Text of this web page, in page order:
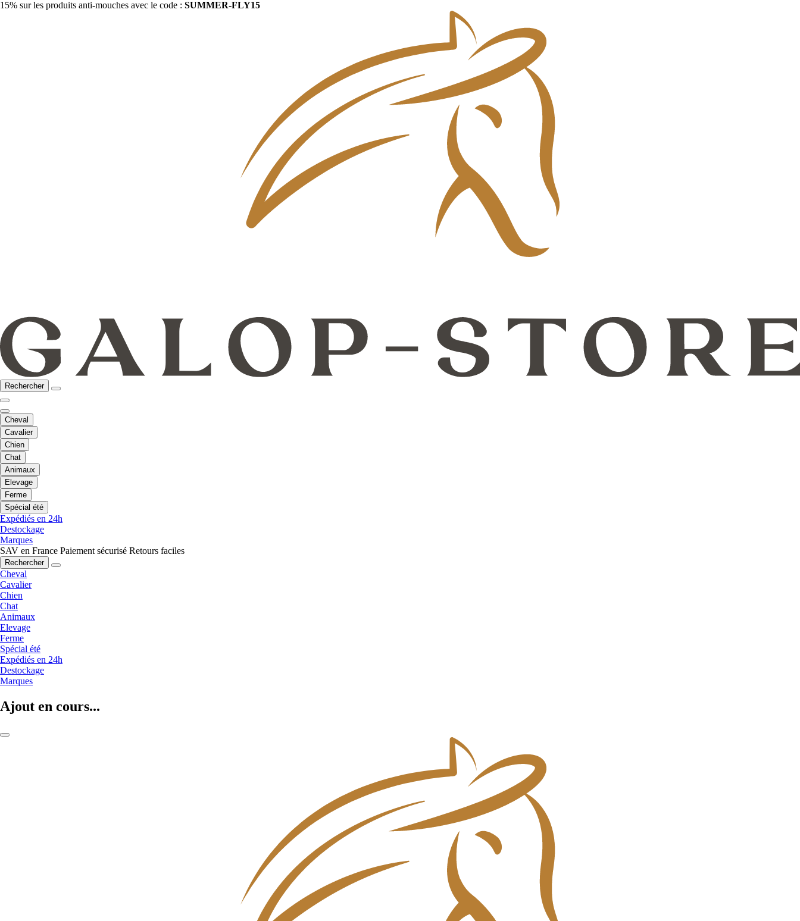
15% sur les produits anti-mouches avec le code : SUMMER-FLY15
Rechercher
Cheval
Cavalier
Chien
Chat
Animaux
Elevage
Ferme
Spécial été
Expédiés en 24h
Destockage
Marques
SAV en France Paiement sécurisé Retours faciles
Rechercher
Cheval
Cavalier
Chien
Chat
Animaux
Elevage
Ferme
Spécial été
Expédiés en 24h
Destockage
Marques
Ajout en cours...